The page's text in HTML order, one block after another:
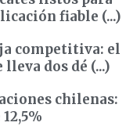
fiable (...)
competitiva: el
dos dé (...)
chilenas: